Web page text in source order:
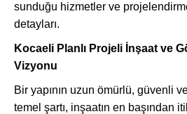
sunduğu hizmetler ve
detayları.
Kocaeli Planlı Projeli İnşaat ve
Vizyonu
Bir yapının uzun ömürlü, güvenli
temel şartı, inşaatın en başından